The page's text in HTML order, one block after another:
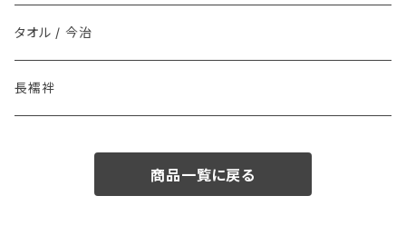
その他 / Other
Graphpaper(グラフペーパー）
ソックス
DENTS
タオル / 今治
長襦袢
商品一覧に戻る